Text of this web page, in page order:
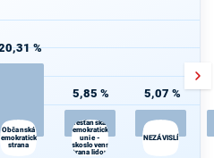
%
Občanská
strana
5,85 %
Křesťanská a
demokratická
unie -
Československá
strana lidová
5,07 %
NEZÁVISLÍ